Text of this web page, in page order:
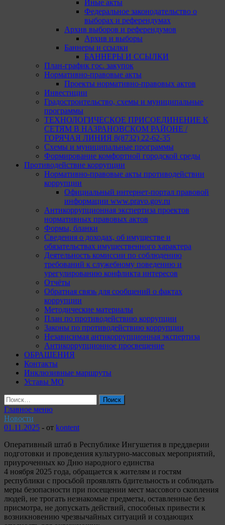
Иные акты
Федеральное законодательство о
выборах и референдумах
Архив выборов и референдумов
Архив и выборы
Баннеры и ссылки
БАННЕРЫ И ССЫЛКИ
План-график гос. закупок
Нормативно-правовые акты
Проекты нормативно-правовых актов
Инвестиции
Градостроительство, схемы и муниципальные
программы
ТЕХНОЛОГИЧЕСКОЕ ПРИСОЕДИНЕНИЕ К
СЕТЯМ В НАЗРАНОВСКОМ РАЙОНЕ /
ГОРЯЧАЯ ЛИНИЯ 8(8732) 22-62-35
Схемы и муниципальные программы
Формирование комфортной городской среды
Противодействие коррупции
Нормативно-правовые акты противодействии
коррупции
Официальный интернет-портал правовой
информации www.pravo.gov.ru
Антикоррупционная экспертиза проектов
нормативных правовых актов
Формы, бланки
Сведения о доходах, об имуществе и
обязательствах имущественного характера
Деятельность комиссии по соблюдению
требований к служебному поведению и
урегулированию конфликта интересов
Отчёты
Обратная связь для сообщений о фактах
коррупции
Методические материалы
План по противодействию коррупции
Законы по противодействию коррупции
Независимая антикоррупционная экспертиза
Антикоррупционное просвещение
ОБРАЩЕНИЯ
Контакты
Инклюзивные маршруты
Уставы МО
Найти:
Главное меню
Новости
01.11.2025 - от kontent
Оперативный штаб в Республике Ингушетия в преддверии
подготовки и проведения культурно-массовых мероприятий,
приуроченных ко Дню народного единства
4 ноября 2025 года, обращается к жителям и гостям
республики с просьбой проявлять бдительность и соблюдать
меры безопасности при посещении мест массового скопления
людей, не трогать незнакомые предметы, оставленные без
присмотра, не допускать действий, способных привести к
возникновению чрезвычайных ситуаций и создающих